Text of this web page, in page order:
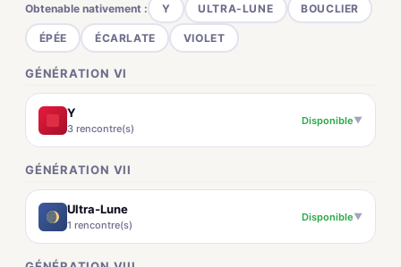
Obtenable nativement : Y ULTRA-LUNE BOUCLIER
ÉPÉE ÉCARLATE VIOLET
GÉNÉRATION VI
Y
3 rencontre(s)
Disponible▼
GÉNÉRATION VII
Ultra-Lune
1 rencontre(s)
Disponible▼